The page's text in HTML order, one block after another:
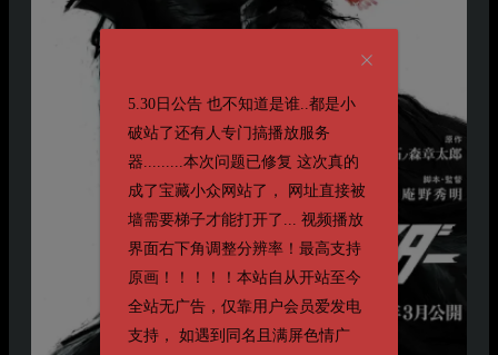
5.30日公告 也不知道是谁..都是小
破站了还有人专门搞播放服务
器.........本次问题已修复 这次真的
成了宝藏小众网站了， 网址直接被
墙需要梯子才能打开了... 视频播放
界面右下角调整分辨率！最高支持
原画！！！！！本站自从开站至今
全站无广告，仅靠用户会员爱发电
支持， 如遇到同名且满屏色情广